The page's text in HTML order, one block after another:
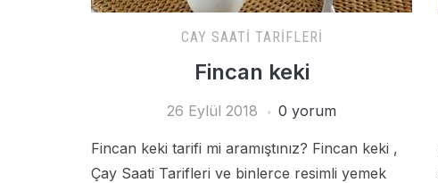
CAY SAATI TARIFLERI
Fincan keki
26 Eylül 2018 0 yorum
Fincan keki tarifi mi aramıştınız? Fincan keki ,
Çay Saati Tarifleri ve binlerce resimli yemek